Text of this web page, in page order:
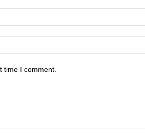
time I comment.